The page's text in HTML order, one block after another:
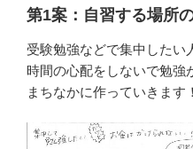
第1案：自習する場所
受験勉強などで集中したい
時間の心配をしないで勉強
まちなかに作っていきます！